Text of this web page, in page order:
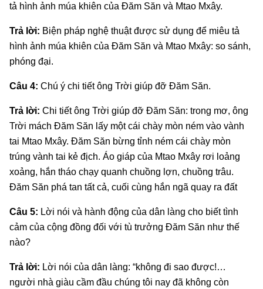
tả hình ảnh múa khiên của Đăm Săn và Mtao Mxây.
Trả lời: Biện pháp nghệ thuật được sử dụng để miêu tả
hình ảnh múa khiên của Đăm Săn và Mtao Mxây: so sánh,
phóng đại.
Câu 4: Chú ý chi tiết ông Trời giúp đỡ Đăm Săn.
Trả lời: Chi tiết ông Trời giúp đỡ Đăm Săn: trong mơ, ông
Trời mách Đăm Săn lấy một cái chày mòn ném vào vành
tai Mtao Mxây. Đăm Săn bừng tỉnh ném cái chày mòn
trúng vành tai kẻ địch. Áo giáp của Mtao Mxây rơi loảng
xoảng, hắn tháo chạy quanh chuồng lợn, chuồng trâu.
Đăm Săn phá tan tất cả, cuối cùng hắn ngã quay ra đất
Câu 5: Lời nói và hành động của dân làng cho biết tình
cảm của cộng đồng đối với tù trưởng Đăm Săn như thế
nào?
Trả lời: Lời nói của dân làng: “không đi sao được!…
người nhà giàu cầm đầu chúng tôi nay đã không còn